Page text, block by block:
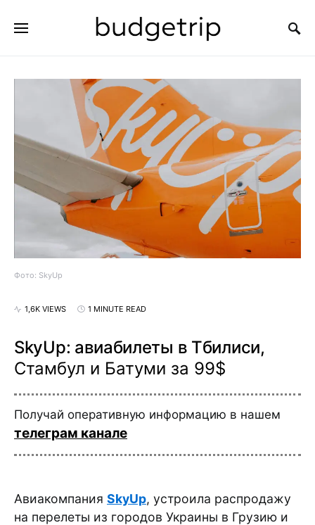
Фото: SkyUp
1,6K VIEWS 1 MINUTE READ
SkyUp: авиабилеты в Тбилиси,
Стамбул и Батуми за 99$
Получай оперативную информацию в нашем
телеграм канале
Авиакомпания SkyUp, устроила распродажу
на перелеты из городов Украины в Грузию и